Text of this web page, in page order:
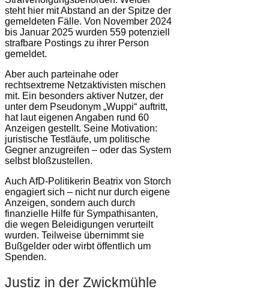
steht hier mit Abstand an der Spitze der
gemeldeten Fälle. Von November 2024
bis Januar 2025 wurden 559 potenziell
strafbare Postings zu ihrer Person
gemeldet.
Aber auch parteinahe oder
rechtsextreme Netzaktivisten mischen
mit. Ein besonders aktiver Nutzer, der
unter dem Pseudonym „Wuppi“ auftritt,
hat laut eigenen Angaben rund 60
Anzeigen gestellt. Seine Motivation:
juristische Testläufe, um politische
Gegner anzugreifen – oder das System
selbst bloßzustellen.
Auch AfD-Politikerin Beatrix von Storch
engagiert sich – nicht nur durch eigene
Anzeigen, sondern auch durch
finanzielle Hilfe für Sympathisanten,
die wegen Beleidigungen verurteilt
wurden. Teilweise übernimmt sie
Bußgelder oder wirbt öffentlich um
Spenden.
Justiz in der Zwickmühle